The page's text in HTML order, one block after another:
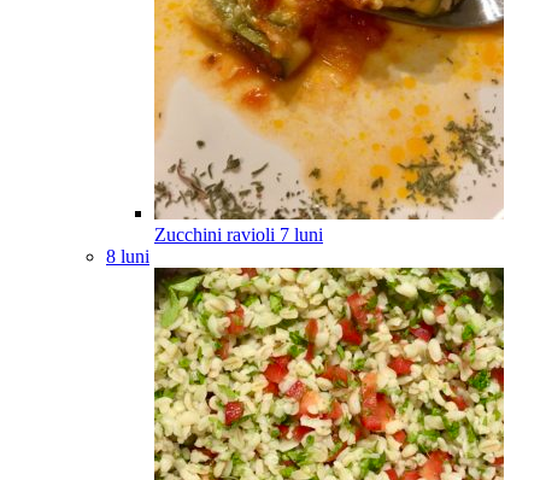
Zucchini ravioli 7 luni
8 luni